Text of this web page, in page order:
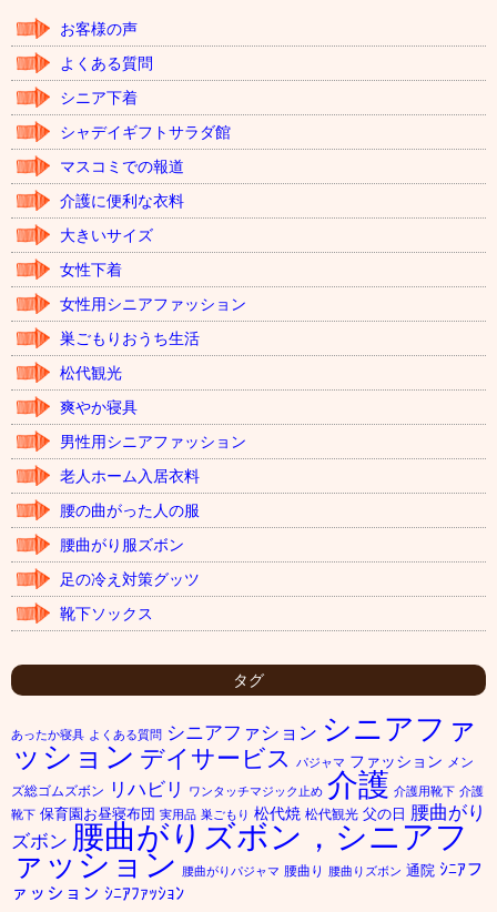
お客様の声
よくある質問
シニア下着
シャデイギフトサラダ館
マスコミでの報道
介護に便利な衣料
大きいサイズ
女性下着
女性用シニアファッション
巣ごもりおうち生活
松代観光
爽やか寝具
男性用シニアファッション
老人ホーム入居衣料
腰の曲がった人の服
腰曲がり服ズボン
足の冷え対策グッツ
靴下ソックス
タグ
あったか寝具 よくある質問 シニアファション シニアファ
ッション デイサービス パジャマ ファッション メン
ズ総ゴムズボン
リハビリ ワンタッチマジック止め 介護 介護用靴下 介護
靴下 保育園お昼寝布団 実用品 巣ごもり 松代焼 松代観光 父の日 腰曲がり
ズボン 腰曲がりズボン，シニアフ
ァッション 腰曲がりパジャマ 腰曲り 腰曲りズボン 通院 ｼﾆｱフ
ァッション ｼﾆｱﾌｧｯｼｮﾝ